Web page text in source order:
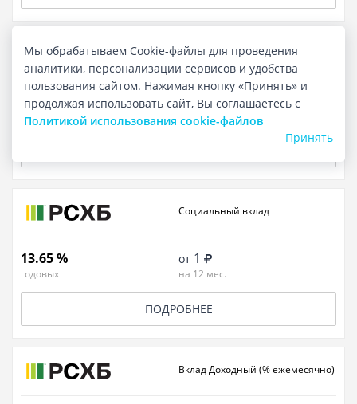
Вклад Пополняемый
до6.7 %
годовых
от 3 000
до 36 мес.
Социальный вклад
13.65 %
годовых
от 1
на 12 мес.
ПОДРОБНЕЕ
Вклад Доходный (% ежемесячно)
Мы обрабатываем Cookie-файлы для проведения
аналитики, персонализации сервисов и удобства
пользования сайтом. Нажимая кнопку «Принять» и
продолжая использовать сайт, Вы соглашаетесь с
Политикой использования cookie-файлов
Принять